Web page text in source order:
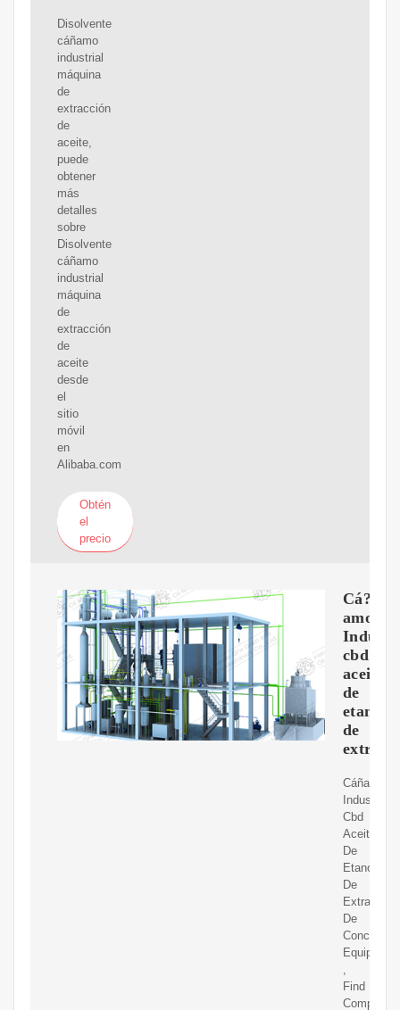
Disolvente
cáñamo
industrial
máquina
de
extracción
de
aceite,
puede
obtener
más
detalles
sobre
Disolvente
cáñamo
industrial
máquina
de
extracción
de
aceite
desde
el
sitio
móvil
en
Alibaba.com
Obtén
el
precio
Cá?
amo
cbd
aceite
de
etanol
de
Cáñamo
Industrial
Cbd
Aceite
De
Etanol
De
Extracción
De
Equipo
Find
Complete